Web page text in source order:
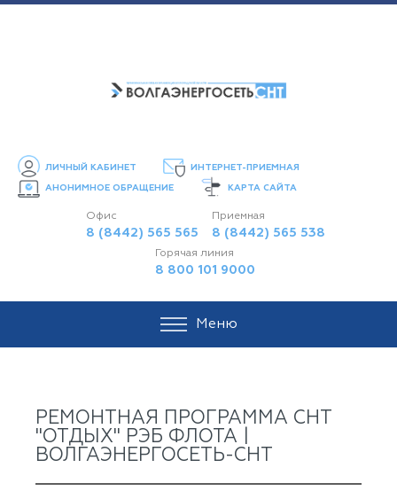
ЛИЧНЫЙ КАБИНЕТ ИНТЕРНЕТ-ПРИЕМНАЯ
АНОНИМНОЕ ОБРАЩЕНИЕ КАРТА САЙТА
Офис
8 (8442) 565 565
Приемная
8 (8442) 565 538
Горячая линия
8 800 101 9000
Меню
РЕМОНТНАЯ ПРОГРАММА СНТ
"ОТДЫХ" РЭБ ФЛОТА |
ВОЛГАЭНЕРГОСЕТЬ-СНТ